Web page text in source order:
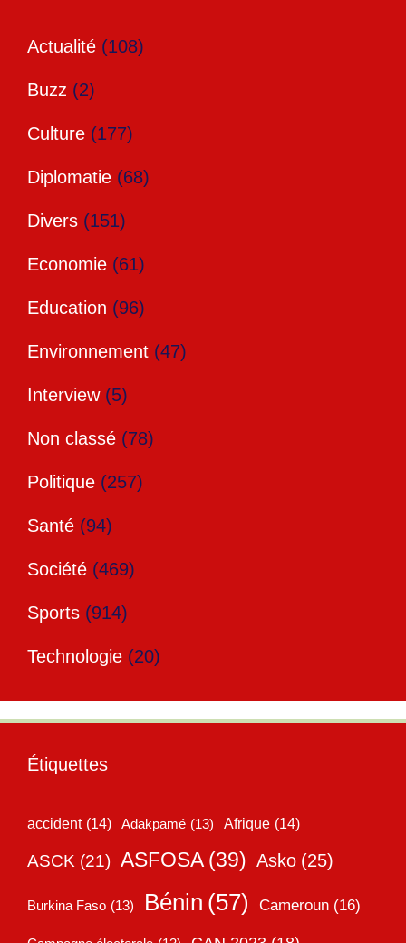
Actualité (108)
Buzz (2)
Culture (177)
Diplomatie (68)
Divers (151)
Economie (61)
Education (96)
Environnement (47)
Interview(5)
Non classé (78)
Politique (257)
Santé (94)
Société (469)
Sports (914)
Technologie (20)
Étiquettes
accident (14) Adakpamé (13) Afrique (14)
ASCK (21) ASFOSA (39) Asko (25)
Burkina Faso (13) Bénin (57) Cameroun (16)